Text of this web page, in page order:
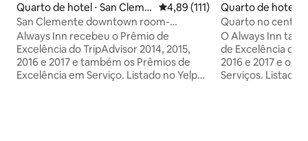
Quarto de hotel ⋅ San Cleme
nte
4,89 de uma avaliação média
4,89 (111)
San Clemente downtown room-
breakfast, pátio e estacionamento
Always Inn recebeu o Prêmio de
Excelência do TripAdvisor 2014, 2015,
2016 e 2017 e também os Prêmios de
Excelência em Serviço. Listado no Yelp
Quarto de hotel ⋅
nte
Quarto no centro
3 pessoas com
O Always Inn
de Excelência do
2016 e 2017 e o
Serviços. Listado